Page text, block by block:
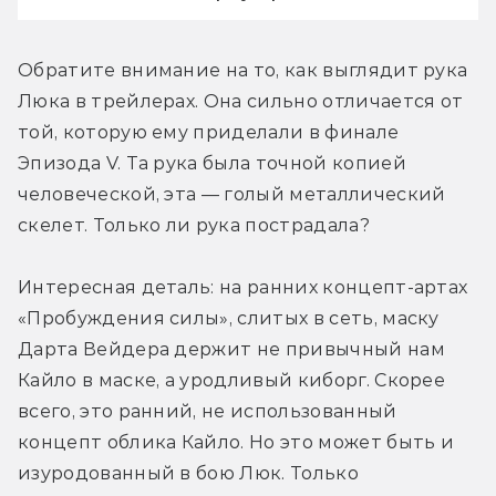
Обратите внимание на то, как выглядит рука
Люка в трейлерах. Она сильно отличается от
той, которую ему приделали в финале
Эпизода V. Та рука была точной копией
человеческой, эта — голый металлический
скелет. Только ли рука пострадала?
Интересная деталь: на ранних концепт-артах
«Пробуждения силы», слитых в сеть, маску
Дарта Вейдера держит не привычный нам
Кайло в маске, а уродливый киборг. Скорее
всего, это ранний, не использованный
концепт облика Кайло. Но это может быть и
изуродованный в бою Люк. Только